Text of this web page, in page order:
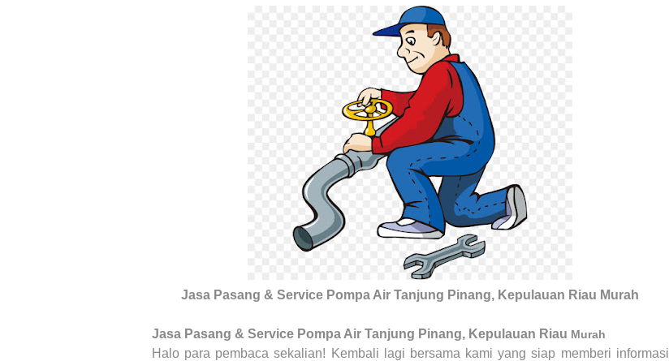
Jasa Pasang & Service Pompa Air Tanjung Pinang, Kepulauan Riau Murah
Jasa Pasang & Service Pompa Air Tanjung Pinang, Kepulauan Riau Murah
Halo para pembaca sekalian! Kembali lagi bersama kami yang siap memberi informasi